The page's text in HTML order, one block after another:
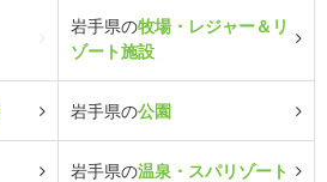
岩手県の牧場・レジャー＆リ
ゾート施設
岩手県の公園
岩手県の温泉・スパリゾート